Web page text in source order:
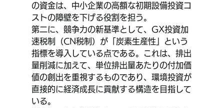
の資金は、中小企業の高額な初期設備投資コ
ストの障壁を下げる役割を担う。
第二に、競争力の新基準として、GX投資加
速税制（CN税制）が「炭素生産性」という
指標を導入している点である。これは、排出
量削減に加えて、単位排出量あたりの付加価
値の創出を重視するものであり、環境投資が
直接的に経済成長に貢献する構造を目指して
いる。